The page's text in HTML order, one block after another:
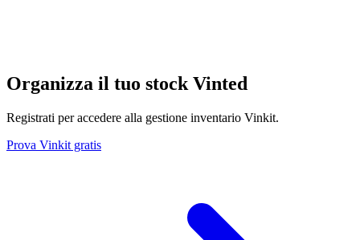
Organizza il tuo stock Vinted
Registrati per accedere alla gestione inventario Vinkit.
Prova Vinkit gratis